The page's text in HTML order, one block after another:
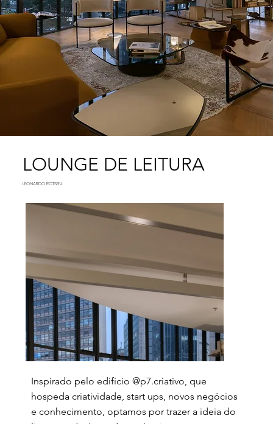
LOUNGE DE LEITURA
LEONARDO ROTSEN
Inspirado pelo edifício @p7.criativo, que
hospeda criatividade, start ups, novos negócios
e conhecimento, optamos por trazer a ideia do